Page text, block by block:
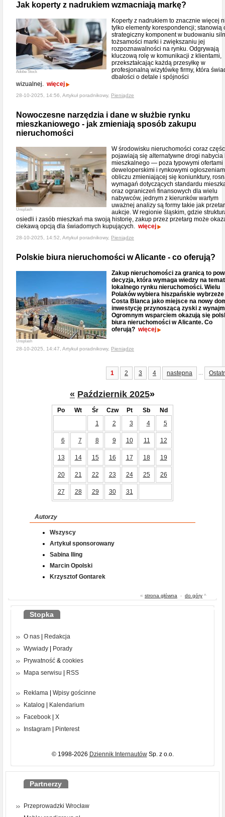
Jak koperty z nadrukiem wzmacniają markę?
Adobe Stock
Koperty z nadrukiem to znacznie więcej
tylko elementy korespondencji; stanowią
strategiczny komponent w budowaniu
tożsamości marki i zwiększaniu jej
rozpoznawalności na rynku. Odgrywają
kluczową rolę w komunikacji z klientami,
przekształcając każdą przesyłkę w
profesjonalną wizytówkę firmy, która
dbałości o detale i spójności
wizualnej. więcej
28-10-2025, 14:56, Artykuł poradnikowy, Pieniądze
Nowoczesne narzędzia i dane w służbie rynku
mieszkaniowego - jak zmieniają sposób zakupu
nieruchomości
Unsplash
W środowisku nieruchomości coraz
pojawiają się alternatywne drogi nabycia
mieszkalnego — poza typowymi ofertami
deweloperskimi i rynkowymi
obliczu zmieniającej się koniunktury,
wymagań dotyczących standardu
oraz ograniczeń finansowych dla wielu
nabywców, jednym z kierunków wartym
uważnej analizy są formy takie jak
aukcje. W regionie śląskim, gdzie
osiedli i zasób mieszkań ma swoją historię, zakup przez przetarg może
ciekawą opcją dla świadomych kupujących. więcej
28-10-2025, 14:52, Artykuł poradnikowy, Pieniądze
Polskie biura nieruchomości w Alicante - co oferują?
Unsplash
Zakup nieruchomości za granicą to
decyzja, która wymaga wiedzy na temat
lokalnego rynku nieruchomości. Wielu
Polaków wybiera hiszpańskie wybrzeże
Costa Blanca jako miejsce na nowy
inwestycję przynoszącą zyski z
Ogromnym wsparciem okazują się
biura nieruchomości w Alicante. Co
oferują? więcej
28-10-2025, 14:47, Artykuł poradnikowy, Pieniądze
1 2 3 4 następna ...
« Październik 2025»
Po Wt Śr Czw Pt Sb
Nd
1
2 3 4 5
6 7 8 9 10 11 12
13 14 15 16 17 18 19
20 21 22 23 24 25 26
27 28 29 30 31
Autorzy
Wszyscy
Artykuł sponsorowany
Sabina Iling
Marcin Opolski
Krzysztof Gontarek
« strona główna - do góry ^
Stopka
O nas | Redakcja
Wywiady | Porady
Prywatność & cookies
Mapa serwisu | RSS
Reklama | Wpisy gościnne
Katalog | Kalendarium
Facebook | X
Instagram | Pinterest
© 1998-2026 Dziennik InternautówSp. z o.o.
Partnerzy
Przeprowadzki Wrocław